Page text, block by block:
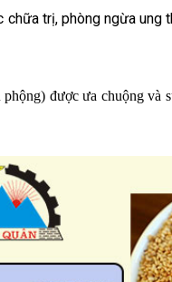
trị, phòng ngừa ung
được ưa chuộng và